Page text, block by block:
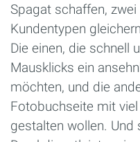
Spagat schaffen,
Kundentypen
Die einen, die schnell
Mausklicks ein
möchten, und die
Fotobuchseite mit
gestalten wollen. Und